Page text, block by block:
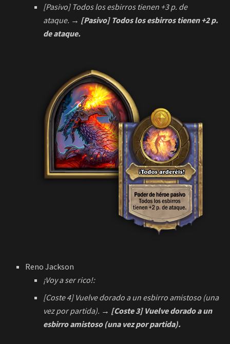
ataque.→ [Pasivo] Todos los esbirros tienen +2 p.
de ataque.
¡Voy a ser rico!:
[Coste 4] Vuelve dorado a un esbirro amistoso (una
vez por partida).→ [Coste 3] Vuelve dorado a un
esbirro amistoso (una vez por partida).